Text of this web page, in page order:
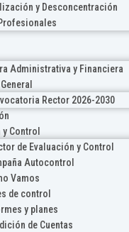
y Desconcentración
Administrativa y Financiera
Rector 2026-2030
Control
de Evaluación y Control
Autocontrol
Vamos
de control
y planes
de Cuentas